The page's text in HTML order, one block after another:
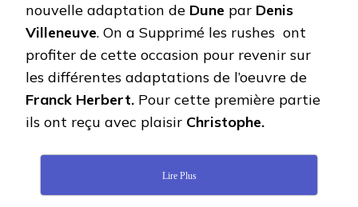
nouvelle adaptation de Dune par Denis
Villeneuve. On a Supprimé les rushes ont
profiter de cette occasion pour revenir sur
les différentes adaptations de l’oeuvre de
Franck Herbert. Pour cette première partie
ils ont reçu avec plaisir Christophe.
Lire Plus